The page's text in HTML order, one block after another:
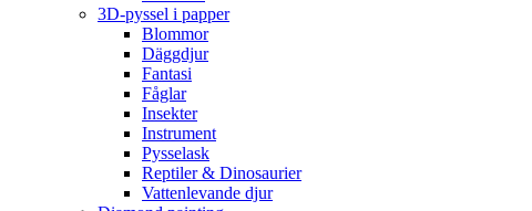
3D-pyssel i papper
Blommor
Däggdjur
Fantasi
Fåglar
Insekter
Instrument
Pysselask
Reptiler & Dinosaurier
Vattenlevande djur